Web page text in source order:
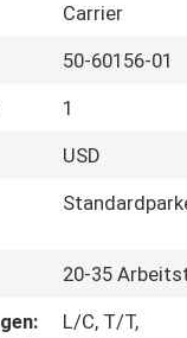
Carrier
50-60156-01
1
USD
20-35
L/C, T/T,